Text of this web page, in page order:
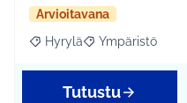
Arvioitavana
Rajaa tulokset aihepiirin
Hyrylä Rajaa tulokset
Ympäristö
Tutustu